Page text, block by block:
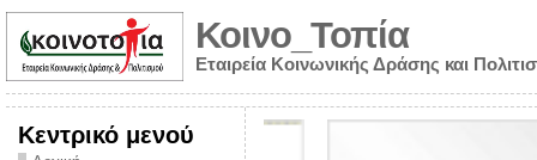
Κοινο_Τοπία
Εταιρεία Κοινωνικής Δράσης και
Κεντρικό μενού